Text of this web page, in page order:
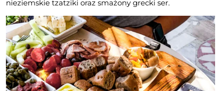
nieziemskie tzatziki oraz smażony grecki ser.